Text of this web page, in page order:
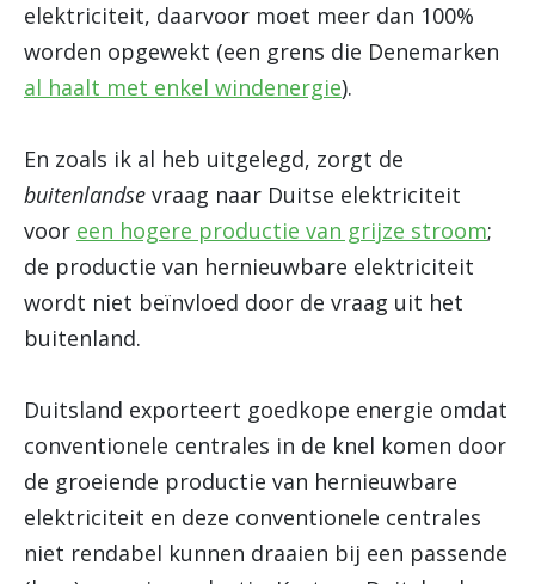
elektriciteit, daarvoor moet meer dan 100%
worden opgewekt (een grens die Denemarken
al haalt met enkel windenergie).
En zoals ik al heb uitgelegd, zorgt de
buitenlandse vraag naar Duitse elektriciteit
voor een hogere productie van grijze stroom;
de productie van hernieuwbare elektriciteit
wordt niet beïnvloed door de vraag uit het
buitenland.
Duitsland exporteert goedkope energie omdat
conventionele centrales in de knel komen door
de groeiende productie van hernieuwbare
elektriciteit en deze conventionele centrales
niet rendabel kunnen draaien bij een passende